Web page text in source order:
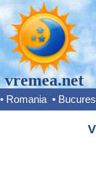
vremea.net
• Romania •